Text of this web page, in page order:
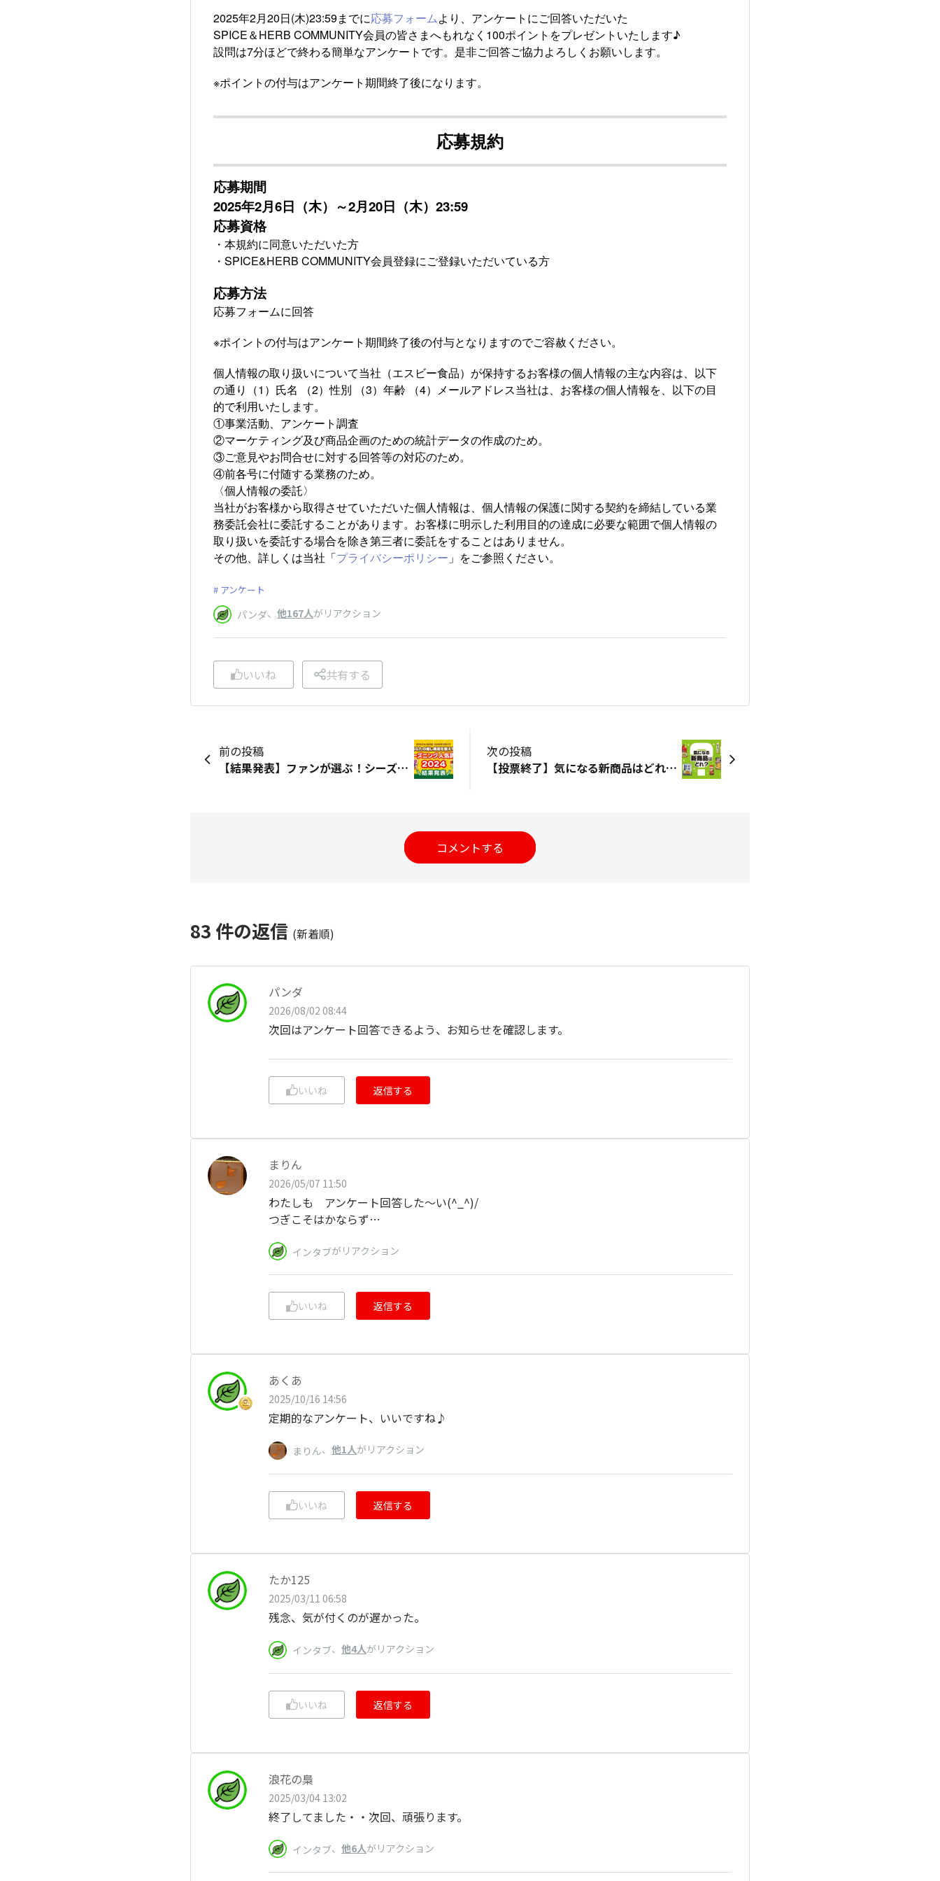
2025年2月20日(木)23:59までに応募フォームより、アンケートにご回答いただいた
SPICE＆HERB COMMUNITY会員の皆さまへもれなく100ポイントをプレゼントいたします♪
設問は7分ほどで終わる簡単なアンケートです。是非ご回答ご協力よろしくお願いします。
※ポイントの付与はアンケート期間終了後になります。
応募規約
応募期間
2025年2月6日（木）～2月20日（木）23:59
応募資格
・本規約に同意いただいた方
・SPICE&HERB COMMUNITY会員登録にご登録いただいている方
応募方法
応募フォームに回答
※ポイントの付与はアンケート期間終了後の付与となりますのでご容赦ください。
個人情報の取り扱いについて当社（エスビー食品）が保持するお客様の個人情報の主な内容は、以下
の通り（1）氏名 （2）性別 （3）年齢 （4）メールアドレス当社は、お客様の個人情報を、以下の目
的で利用いたします。
①事業活動、アンケート調査
②マーケティング及び商品企画のための統計データの作成のため。
③ご意見やお問合せに対する回答等の対応のため。
④前各号に付随する業務のため。
〈個人情報の委託〉
当社がお客様から取得させていただいた個人情報は、個人情報の保護に関する契約を締結している業
務委託会社に委託することがあります。お客様に明示した利用目的の達成に必要な範囲で個人情報の
取り扱いを委託する場合を除き第三者に委託をすることはありません。
その他、詳しくは当社「プライバシーポリシー 」をご参照ください。
アンケート
パンダ、 他167人がリアクション
いいね 共有する
前の投稿
【結果発表】ファンが選ぶ！シーズニング人気調査【2024年度】
次の投稿
【投票終了】気になる新商品はどれ！？
コメントする
83 件の返信 (新着順)
パンダ
2026/08/02 08:44
次回はアンケート回答できるよう、お知らせを確認します。
いいね 返信する
まりん
2026/05/07 11:50
わたしも アンケート回答した～い(^_^)/
つぎこそはかならず…
インタブがリアクション
いいね 返信する
あくあ
2025/10/16 14:56
定期的なアンケート、いいですね♪
まりん、 他1人がリアクション
いいね 返信する
たか125
2025/03/11 06:58
残念、気が付くのが遅かった。
インタブ、 他4人がリアクション
いいね 返信する
浪花の梟
2025/03/04 13:02
終了してました・・次回、頑張ります。
インタブ、 他6人がリアクション